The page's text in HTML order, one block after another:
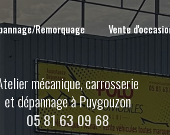
Remorquage Vente
mécanique, carrosserie
et dépannage à Puygouzon
05 81 63 09 68